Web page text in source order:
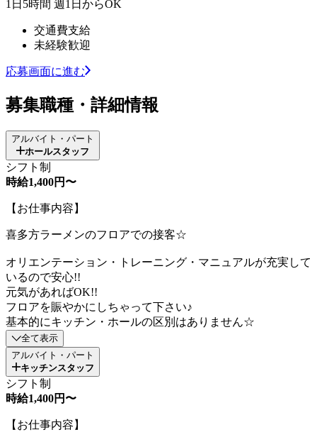
1日5時間 週1日からOK
交通費支給
未経験歓迎
応募画面に進む
募集職種・詳細情報
アルバイト・パート
ホールスタッフ
シフト制
時給1,400円〜
【お仕事内容】
喜多方ラーメンのフロアでの接客☆
オリエンテーション・トレーニング・マニュアルが充実して
いるので安心!!
元気があればOK!!
フロアを賑やかにしちゃって下さい♪
基本的にキッチン・ホールの区別はありません☆
全て表示
アルバイト・パート
キッチンスタッフ
シフト制
時給1,400円〜
【お仕事内容】